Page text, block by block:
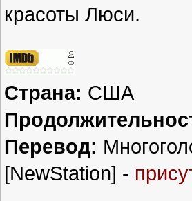
красоты Люси.
Страна: США
Перевод:
[NewStation] -